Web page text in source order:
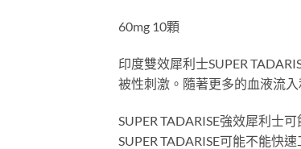
60mg 10顆
印度雙效犀利士SUPER
被性刺激。隨著更多的血液流
SUPER TADARISE強效犀利士
SUPER TADARISE可能不能快速